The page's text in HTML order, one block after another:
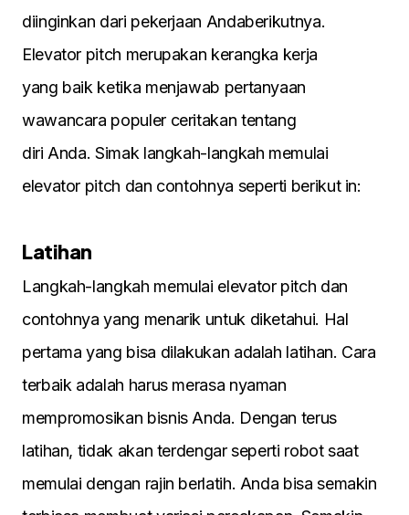
diinginkan dari pekerjaan Andaberikutnya.
Elevator pitch merupakan kerangka kerja
yang baik ketika menjawab pertanyaan
wawancara populer ceritakan tentang
diri Anda. Simak langkah-langkah memulai
elevator pitch dan contohnya seperti berikut in:
Latihan
Langkah-langkah memulai elevator pitch dan
contohnya yang menarik untuk diketahui. Hal
pertama yang bisa dilakukan adalah latihan. Cara
terbaik adalah harus merasa nyaman
mempromosikan bisnis Anda. Dengan terus
latihan, tidak akan terdengar seperti robot saat
memulai dengan rajin berlatih. Anda bisa semakin